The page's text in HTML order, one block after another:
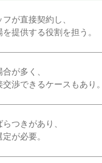
が直接契約し、
提供する役割を担う。
が多く、
渉できるケースもあり。
つきがあり、
が必要。